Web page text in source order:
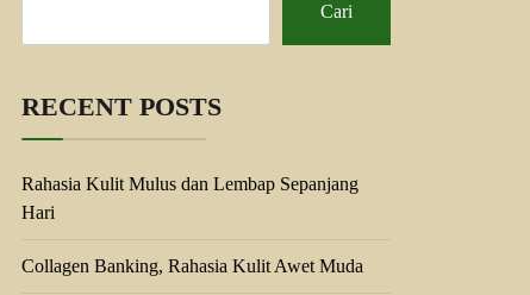
Cari
RECENT POSTS
Rahasia Kulit Mulus dan Lembap Sepanjang
Hari
Collagen Banking, Rahasia Kulit Awet Muda